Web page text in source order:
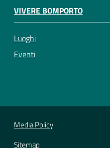
VIVERE BOMPORTO
Luoghi
Eventi
Media Policy
Sitemap